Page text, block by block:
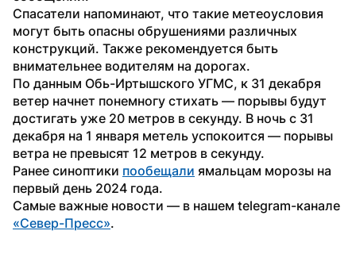
Спасатели напоминают, что такие метеоусловия
могут быть опасны обрушениями различных
конструкций. Также рекомендуется быть
внимательнее водителям на дорогах.
По данным Обь-Иртышского УГМС, к 31 декабря
ветер начнет понемногу стихать — порывы будут
достигать уже 20 метров в секунду. В ночь с 31
декабря на 1 января метель успокоится — порывы
ветра не превысят 12 метров в секунду.
Ранее синоптики пообещали ямальцам морозы на
первый день 2024 года.
«Север-Пресс».